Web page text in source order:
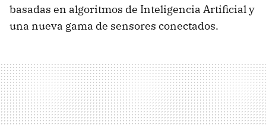
basadas en algoritmos de Inteligencia Artificial y
una nueva gama de sensores conectados.